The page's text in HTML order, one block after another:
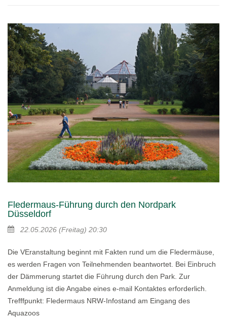
Fledermaus-Führung durch den Nordpark
Düsseldorf
22.05.2026 (Freitag) 20:30
Die VEranstaltung beginnt mit Fakten rund um die Fledermäuse,
es werden Fragen von Teilnehmenden beantwortet. Bei Einbruch
der Dämmerung startet die Führung durch den Park. Zur
Anmeldung ist die Angabe eines e-mail Kontaktes erforderlich.
Trefffpunkt: Fledermaus NRW-Infostand am Eingang des
Aquazoos